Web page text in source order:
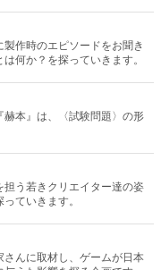
作時のエピソードをお聞き
何か？を探っていきます。
赫本』は、〈試験問題〉の形
担う若きクリエイター達の姿
ていきます。
んに取材し、ゲームが日本